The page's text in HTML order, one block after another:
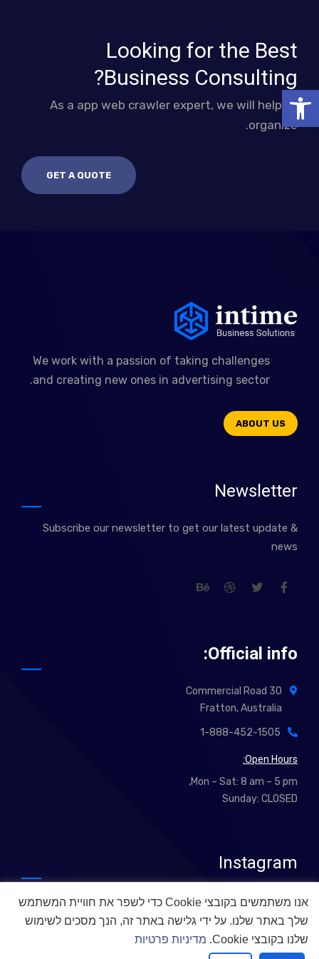
פתח סרגל נגישות
Looking for the Best
Business Consulting?
As a app web crawler expert, we will help to
organize.
GET A QUOTE
We work with a passion of taking challenges
and creating new ones in advertising sector.
ABOUT US
Newsletter
Subscribe our newsletter to get our latest update &
news
Official info:
30 Commercial Road
Fratton, Australia
1-888-452-1505
Open Hours:
Mon – Sat: 8 am – 5 pm,
Sunday: CLOSED
Instagram
אנו משתמשים בקובצי Cookie כדי לשפר את חוויית המשתמש
שלך באתר שלנו. על ידי גלישה באתר זה, הנך מסכים לשימוש
שלנו בקובצי Cookie.
מדיניות פרטיות